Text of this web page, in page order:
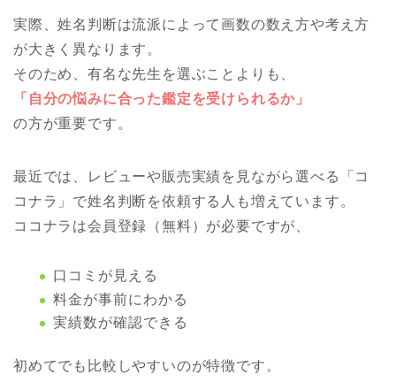
実際、姓名判断は流派によって画数の数え方や考え方
が大きく異なります。
そのため、有名な先生を選ぶことよりも、
「自分の悩みに合った鑑定を受けられるか」
の方が重要です。
最近では、レビューや販売実績を見ながら選べる「コ
コナラ」で姓名判断を依頼する人も増えています。
ココナラは会員登録（無料）が必要ですが、
口コミが見える
料金が事前にわかる
実績数が確認できる
初めてでも比較しやすいのが特徴です。